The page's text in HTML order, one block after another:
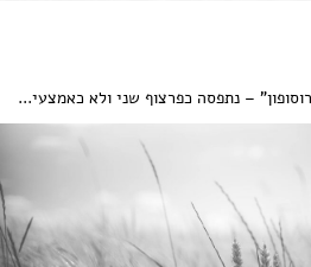
– נתפסה כפרצוף שני ולא כאמצעי...